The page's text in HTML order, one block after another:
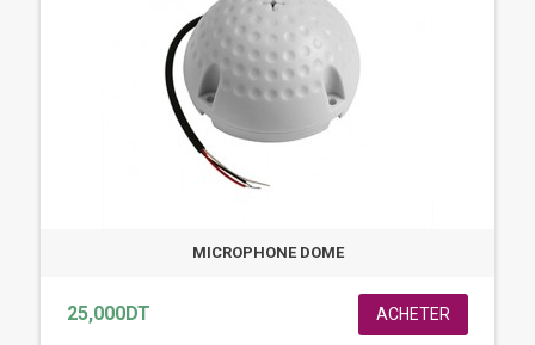
MICROPHONE DOME
25,000DT ACHETER